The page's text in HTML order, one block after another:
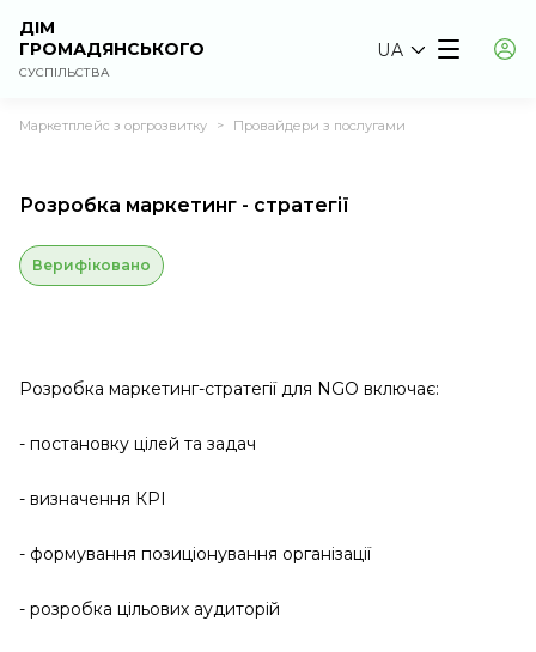
ДІМ
ГРОМАДЯНСЬКОГО
СУСПІЛЬСТВА
UA
Маркетплейс з оргрозвитку > Провайдери з послугами
Розробка маркетинг - стратегії
Верифіковано
Розробка маркетинг-стратегії для NGO включає:
- постановку цілей та задач
- визначення КРІ
- формування позиціонування організації
- розробка цільових аудиторій